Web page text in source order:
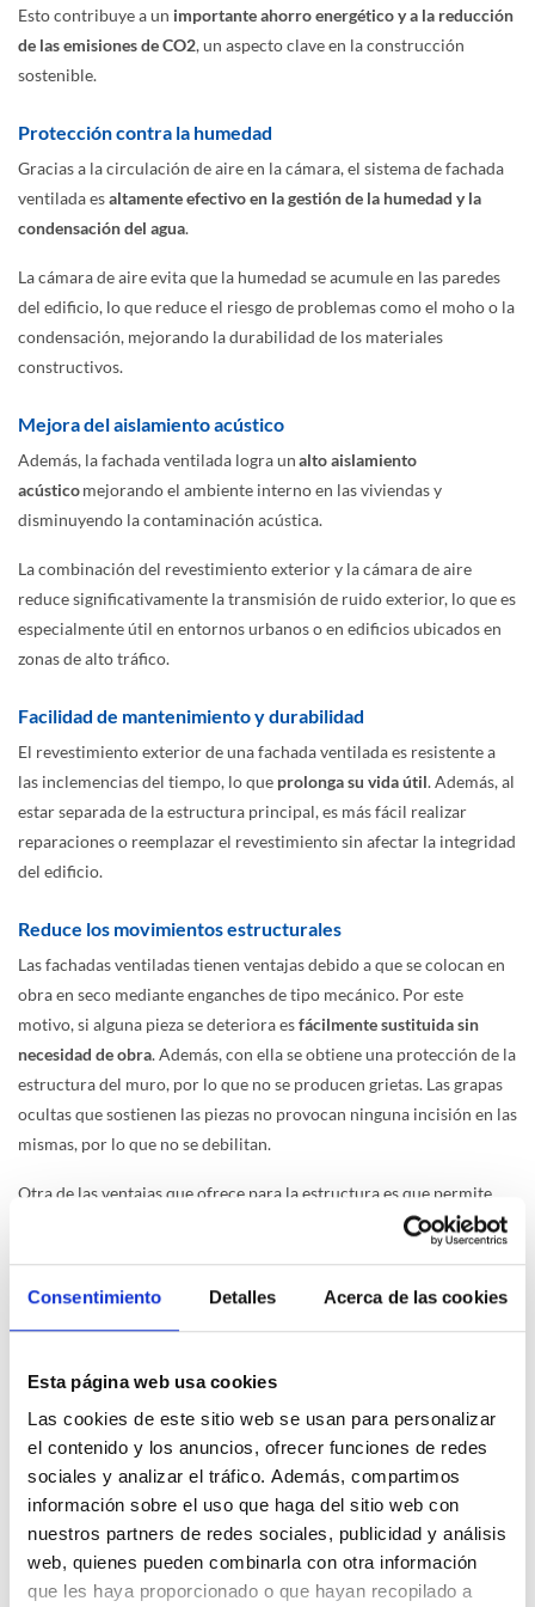
Consentimiento Detalles Acerca de las cookies
Esta página web usa cookies
Las cookies de este sitio web se usan para personalizar
el contenido y los anuncios, ofrecer funciones de redes
sociales y analizar el tráfico. Además, compartimos
información sobre el uso que haga del sitio web con
nuestros partners de redes sociales, publicidad y análisis
web, quienes pueden combinarla con otra información
que les haya proporcionado o que hayan recopilado a
Esto contribuye a un importante ahorro energético y a la reducción
de las emisiones de CO2, un aspecto clave en la construcción
sostenible.
Protección contra la humedad
Gracias a la circulación de aire en la cámara, el sistema de fachada
ventilada esaltamente efectivo en la gestión de la humedad y la
condensación del agua.
La cámara de aire evita que la humedad se acumule en las paredes
del edificio, lo que reduce el riesgo de problemas como el moho o la
condensación, mejorando la durabilidad de los materiales
constructivos.
Mejora del aislamiento acústico
Además, la fachada ventilada logra unalto aislamiento
acústicomejorando el ambiente interno en las viviendas y
disminuyendo la contaminación acústica.
La combinación del revestimiento exterior y la cámara de aire
reduce significativamente la transmisión de ruido exterior, lo que es
especialmente útil en entornos urbanos o en edificios ubicados en
zonas de alto tráfico.
Facilidad de mantenimiento y durabilidad
El revestimiento exterior de una fachada ventilada es resistente a
las inclemencias del tiempo, lo que prolonga su vida útil. Además, al
estar separada de la estructura principal, es más fácil realizar
reparaciones o reemplazar el revestimiento sin afectar la integridad
del edificio.
Reduce los movimientos estructurales
Las fachadas ventiladas tienen ventajas debido a que se colocan en
obra en seco mediante enganches de tipo mecánico. Por este
motivo, si alguna pieza se deteriora esfácilmente sustituida sin
necesidad de obra. Además, con ella se obtiene una protección de la
estructura del muro, por lo que no se producen grietas. Las grapas
ocultas que sostienen las piezas no provocan ninguna incisión en las
mismas, por lo que no se debilitan.
Otra de las ventajas que ofrece para la estructura es que permite
realizar reparaciones sin picar el muro. Solamente se quitan las
Estética versátil
de las fachadas ventiladas es laamplia variedad de materiales y
Desde materiales naturales como la piedra o la madera hasta
opciones más modernas como el composite o la cerámica, este
sistema ofrece una flexibilidad estética que se adapta a cualquier
estilo arquitectónico.